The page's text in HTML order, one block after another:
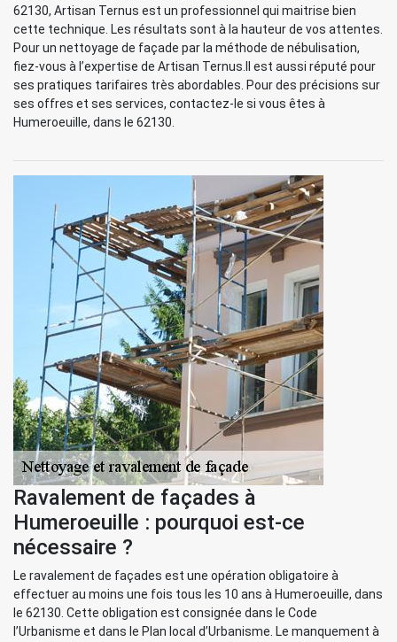
62130, Artisan Ternus est un professionnel qui maitrise bien
cette technique. Les résultats sont à la hauteur de vos attentes.
Pour un nettoyage de façade par la méthode de nébulisation,
fiez-vous à l’expertise de Artisan Ternus.Il est aussi réputé pour
ses pratiques tarifaires très abordables. Pour des précisions sur
ses offres et ses services, contactez-le si vous êtes à
Humeroeuille, dans le 62130.
Ravalement de façades à
Humeroeuille : pourquoi est-ce
nécessaire ?
Le ravalement de façades est une opération obligatoire à
effectuer au moins une fois tous les 10 ans à Humeroeuille, dans
le 62130. Cette obligation est consignée dans le Code
l’Urbanisme et dans le Plan local d’Urbanisme. Le manquement à